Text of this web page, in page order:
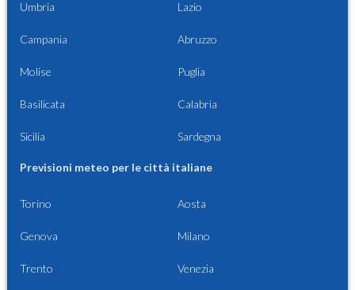
Umbria Lazio
Campania Abruzzo
Molise Puglia
Basilicata Calabria
Sicilia Sardegna
Previsioni meteo per le città italiane
Torino Aosta
Genova Milano
Trento Venezia